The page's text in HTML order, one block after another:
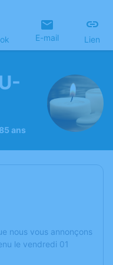
E-mail Lien
ans
nous vous annonçons
le vendredi 01